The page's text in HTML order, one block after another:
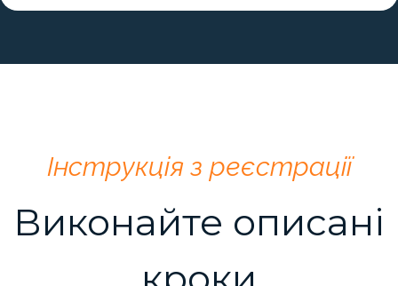
Інструкція з реєстрації
Виконайте описані